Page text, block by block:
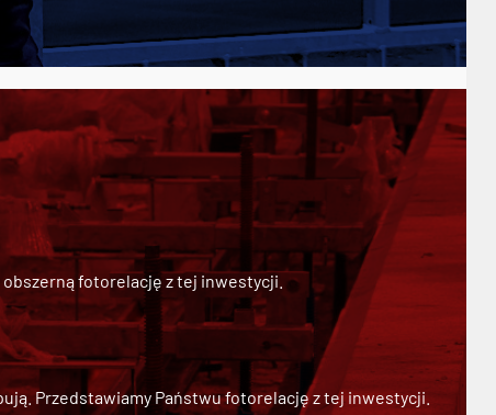
fotorelację z tej inwestycji.
Przedstawiamy Państwu fotorelację z tej inwestycji.